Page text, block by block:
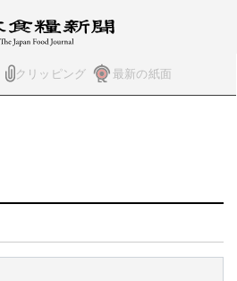
クリッピング 最新の紙面